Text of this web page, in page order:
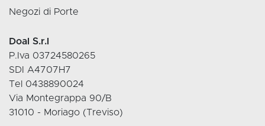
Negozi di Porte
Doal S.r.l
P.Iva 03724580265
SDI A4707H7
Tel 0438890024
Via Montegrappa 90/B
31010 - Moriago (Treviso)